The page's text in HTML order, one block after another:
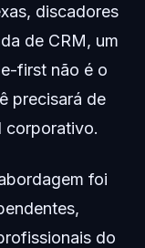
discadores
de CRM, um
first não é o
precisará de
corporativo.
foi
do